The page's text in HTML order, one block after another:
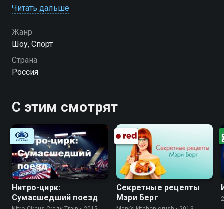
придумывает искусственный интеллект. Смогут ли
нейросетей?
Посмотреть онлайн 3 сезон сериала Титаны вы
можете совершенно бесплатно в хорошем HD
Читать дальше
Жанр
Шоу, Спорт
Страна
Россия
С этим смотрят
Нитро-цирк:
Сумасшедший поезд
Секретные рецепты
Мэри Берг